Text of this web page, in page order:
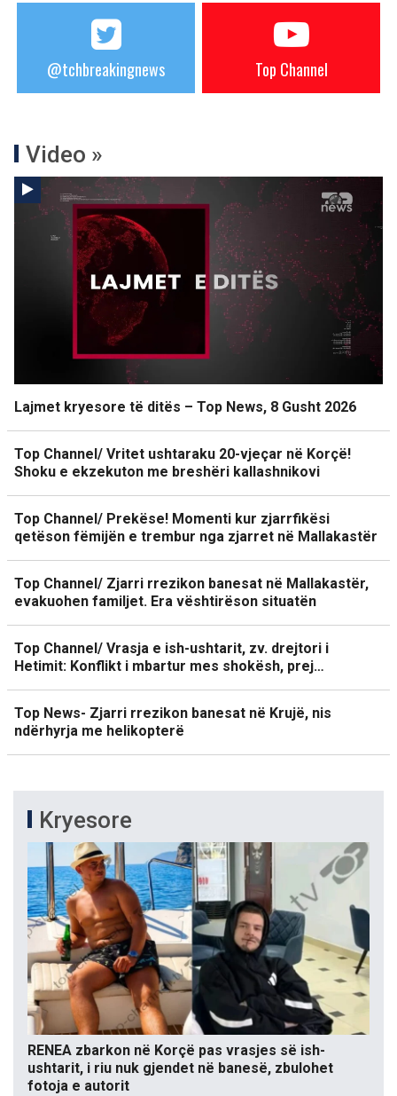
@tchbreakingnews Top Channel
Video »
Lajmet kryesore të ditës – Top News, 8 Gusht 2026
Top Channel/ Vritet ushtaraku 20-vjeçar në Korçë!
Shoku e ekzekuton me breshëri kallashnikovi
Top Channel/ Prekëse! Momenti kur zjarrfikësi
qetëson fëmijën e trembur nga zjarret në Mallakastër
Top Channel/ Zjarri rrezikon banesat në Mallakastër,
evakuohen familjet. Era vështirëson situatën
Top Channel/ Vrasja e ish-ushtarit, zv. drejtori i
Hetimit: Konflikt i mbartur mes shokësh, prej…
Top News- Zjarri rrezikon banesat në Krujë, nis
ndërhyrja me helikopterë
Kryesore
RENEA zbarkon në Korçë pas vrasjes së ish-
ushtarit, i riu nuk gjendet në banesë, zbulohet
fotoja e autorit